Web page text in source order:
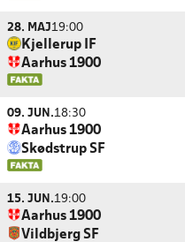
28. MAJ19:00
Kjellerup IF
Aarhus 1900
09. JUN.18:30
Aarhus 1900
Skødstrup SF
15. JUN.19:00
Aarhus 1900
Vildbjerg SF